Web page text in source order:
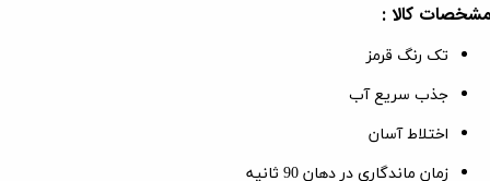
کالا :
تک رنگ قرمز
جذب سریع آب
اختلاط آسان
زمان ماندگاری در دهان 90 ثانیه